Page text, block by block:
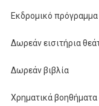
Εκδρομικό
Δωρεάν εισιτήρια
Δωρεάν βιβλία
Χρηματικά βοηθήματα